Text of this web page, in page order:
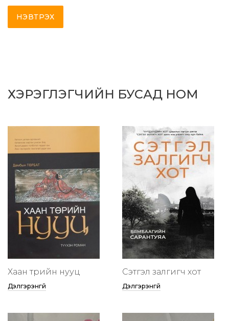
НЭВТРЭХ
ХЭРЭГЛЭГЧИЙН БУСАД НОМ
Хаан төрийн нууц
Дэлгэрэнгүй
Сэтгэл залгигч хот
Дэлгэрэнгүй